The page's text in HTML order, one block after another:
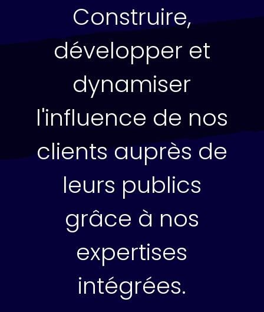
Construire,
développer et
dynamiser
l'influence de nos
clients auprès de
leurs publics
grâce à nos
expertises
intégrées.